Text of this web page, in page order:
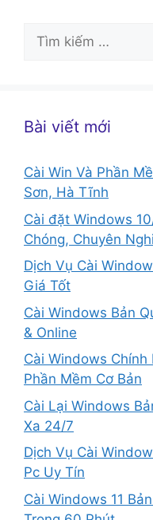
Tìm
Bài viết mới
Cài Win Và Phần
Sơn, Hà Tĩnh
Cài đặt Windows
Chóng, Chuyên
Dịch Vụ Cài
Giá Tốt
Cài Windows Bản
& Online
Cài Windows Chính
Phần Mềm Cơ Bản
Cài Lại Windows
Xa 24/7
Dịch Vụ Cài
Pc Uy Tín
Cài Windows 11